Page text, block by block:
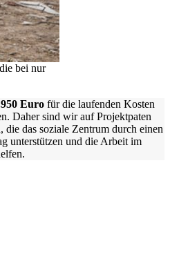
bei nur
Euro für die laufenden Kosten
Daher sind wir auf Projektpaten
die das soziale Zentrum durch einen
unterstützen und die Arbeit im